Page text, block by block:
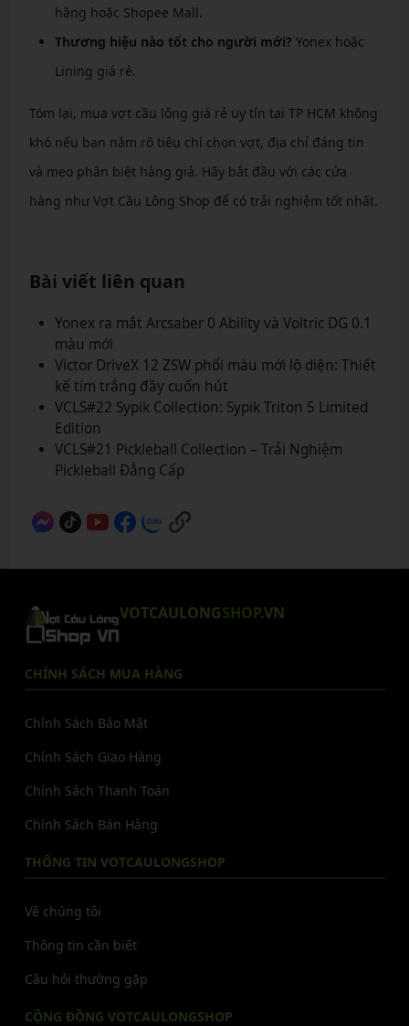
hãng hoặc Shopee Mall.
Thương hiệu nào tốt cho người mới? Yonex hoặc
Lining giá rẻ.
Tóm lại, mua vợt cầu lông giá rẻ uy tín tại TP HCM không
khó nếu bạn nắm rõ tiêu chí chọn vợt, địa chỉ đáng tin
và mẹo phân biệt hàng giả. Hãy bắt đầu với các cửa
hàng như Vợt Cầu Lông Shop để có trải nghiệm tốt nhất.
Bài viết liên quan
Yonex ra mắt Arcsaber 0 Ability và Voltric DG 0.1
màu mới
Victor DriveX 12 ZSW phối màu mới lộ diện: Thiết
kế tím trắng đầy cuốn hút
VCLS#22 Sypik Collection: Sypik Triton 5 Limited
Edition
VCLS#21 Pickleball Collection – Trải Nghiệm
Pickleball Đẳng Cấp
VOTCAULONGSHOP.VN
CHÍNH SÁCH MUA HÀNG
Chính Sách Bảo Mật
Chính Sách Giao Hàng
Chính Sách Thanh Toán
Chính Sách Bán Hàng
THÔNG TIN VOTCAULONGSHOP
Về chúng tôi
Thông tin cần biết
Câu hỏi thường gặp
CỘNG ĐỒNG VOTCAULONGSHOP